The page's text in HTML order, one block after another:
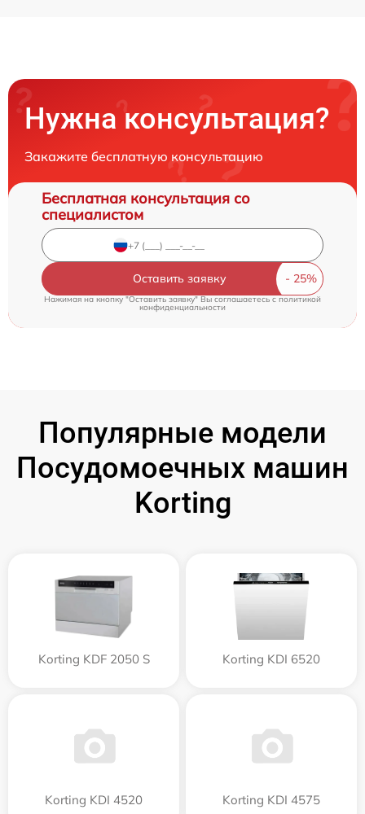
Нужна консультация?
Закажите бесплатную консультацию
Бесплатная консультация со
специалистом
Оставить заявку
Нажимая на кнопку "Оставить заявку" Вы соглашаетесь c политикой
конфиденциальности
Популярные модели
Посудомоечных машин
Korting
Korting KDF 2050 S Korting KDI 6520
Korting KDI 4520 Korting KDI 4575